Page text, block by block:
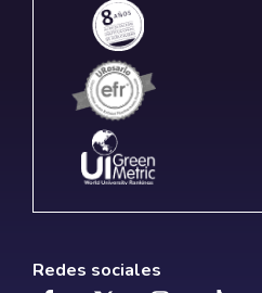
Redes sociales